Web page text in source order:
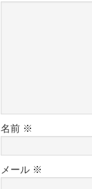
名前 ※
メール ※